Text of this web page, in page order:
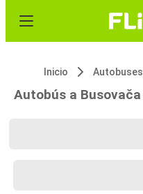
Inicio Autobuses
Autobús a Busovača